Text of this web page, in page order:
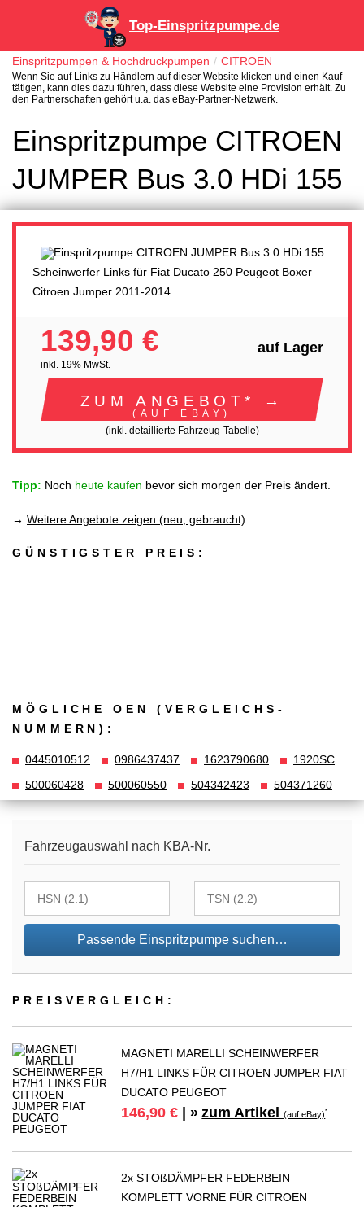
Top-Einspritzpumpe.de
Einspritzpumpen & Hochdruckpumpen CITROEN
Wenn Sie auf Links zu Händlern auf dieser Website klicken und einen Kauf
tätigen, kann dies dazu führen, dass diese Website eine Provision erhält. Zu
den Partnerschaften gehört u.a. das eBay-Partner-Netzwerk.
Einspritzpumpe CITROEN
JUMPER Bus 3.0 HDi 155
Scheinwerfer Links für Fiat Ducato 250 Peugeot Boxer
Citroen Jumper 2011-2014
139,90 €
inkl. 19% MwSt.
auf Lager
ZUM ANGEBOT* →
(AUF EBAY)
(inkl. detaillierte Fahrzeug-Tabelle)
Tipp: Noch heute kaufen bevor sich morgen der Preis ändert.
→ Weitere Angebote zeigen (neu, gebraucht)
GÜNSTIGSTER PREIS:
MÖGLICHE OEN (VERGLEICHS­
NUMMERN):
0445010512 0986437437 1623790680
1920SC
500060428
500060550 504342423 504371260
Fahrzeugauswahl nach KBA-Nr.
Passende Einspritzpumpe suchen…
PREIS­VER­GLEICH:
MAGNETI MARELLI SCHEINWERFER
H7/H1 LINKS FÜR CITROEN JUMPER FIAT
DUCATO PEUGEOT
146,90 € | » zum Artikel(auf eBay)*
2x STOßDÄMPFER FEDERBEIN
KOMPLETT VORNE FÜR CITROEN